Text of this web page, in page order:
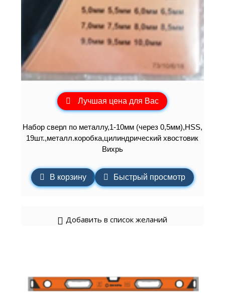
Лучшая цена для Вас
Набор сверл по металлу,1-10мм (через 0,5мм),HSS,
19шт.,металл.коробка,цилиндрический хвостовик
Вихрь
В корзину Быстрый просмотр
Добавить в список желаний